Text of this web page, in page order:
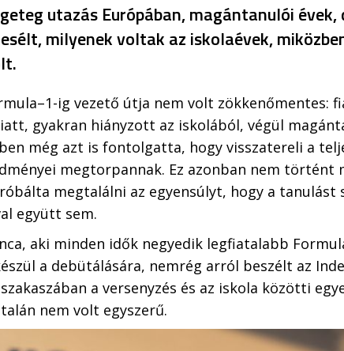
utazás Európában, magántanulói évek,
milyenek voltak az iskolaévek,
ig vezető útja nem volt zökkenőmentes:
gyakran hiányzott az iskolából, végül
még azt is fontolgatta, hogy visszatereli a
megtorpannak. Ez azonban nem történt
megtalálni az egyensúlyt, hogy a tanulást
együtt sem.
aki minden idők negyedik legfiatalabb
a debütálására, nemrég arról beszélt az
a versenyzés és az iskola közötti
nem volt egyszerű.